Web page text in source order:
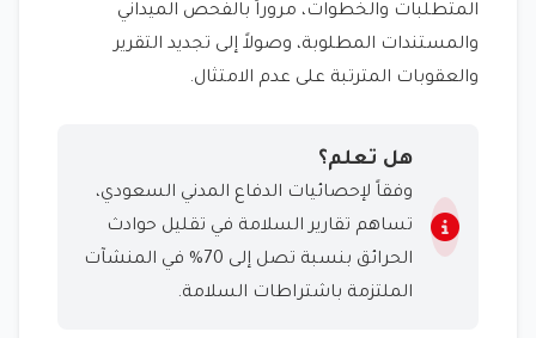
المتطلبات والخطوات، مروراً بالفحص الميداني
والمستندات المطلوبة، وصولاً إلى تجديد التقرير
والعقوبات المترتبة على عدم الامتثال.
هل تعلم؟
وفقاً لإحصائيات الدفاع المدني السعودي،
تساهم تقارير السلامة في تقليل حوادث
الحرائق بنسبة تصل إلى 70% في المنشآت
الملتزمة باشتراطات السلامة.